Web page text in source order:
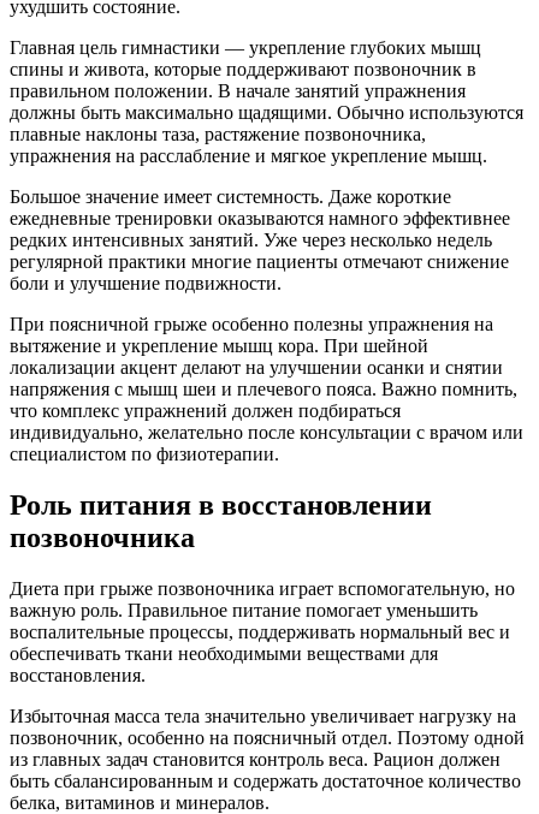
ухудшить состояние.
Главная цель гимнастики — укрепление глубоких мышц
спины и живота, которые поддерживают позвоночник в
правильном положении. В начале занятий упражнения
должны быть максимально щадящими. Обычно используются
плавные наклоны таза, растяжение позвоночника,
упражнения на расслабление и мягкое укрепление мышц.
Большое значение имеет системность. Даже короткие
ежедневные тренировки оказываются намного эффективнее
редких интенсивных занятий. Уже через несколько недель
регулярной практики многие пациенты отмечают снижение
боли и улучшение подвижности.
При поясничной грыже особенно полезны упражнения на
вытяжение и укрепление мышц кора. При шейной
локализации акцент делают на улучшении осанки и снятии
напряжения с мышц шеи и плечевого пояса. Важно помнить,
что комплекс упражнений должен подбираться
индивидуально, желательно после консультации с врачом или
специалистом по физиотерапии.
Роль питания в восстановлении
позвоночника
Диета при грыже позвоночника играет вспомогательную, но
важную роль. Правильное питание помогает уменьшить
воспалительные процессы, поддерживать нормальный вес и
обеспечивать ткани необходимыми веществами для
восстановления.
Избыточная масса тела значительно увеличивает нагрузку на
позвоночник, особенно на поясничный отдел. Поэтому одной
из главных задач становится контроль веса. Рацион должен
быть сбалансированным и содержать достаточное количество
белка, витаминов и минералов.